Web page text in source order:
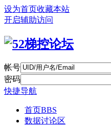
设为首页收藏本站
开启辅助访问
帐号
密码
快捷导航
首页BBS
数据讨论区